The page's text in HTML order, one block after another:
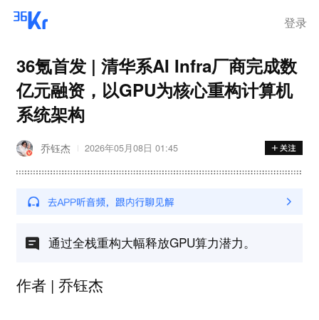
登录
36氪首发 | 清华系AI Infra厂商完成数
亿元融资，以GPU为核心重构计算机
系统架构
乔钰杰 2026年05月08日 01:45
通过全栈重构大幅释放GPU算力潜力。
作者 | 乔钰杰